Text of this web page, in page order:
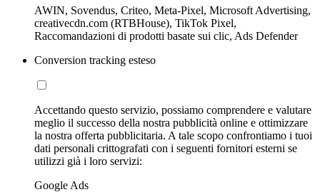
AWIN, Sovendus, Criteo, Meta-Pixel, Microsoft Advertising,
creativecdn.com (RTBHouse), TikTok Pixel,
Raccomandazioni di prodotti basate sui clic, Ads Defender
Conversion tracking esteso
Accettando questo servizio, possiamo comprendere e valutare
meglio il successo della nostra pubblicità online e ottimizzare
la nostra offerta pubblicitaria. A tale scopo confrontiamo i tuoi
dati personali crittografati con i seguenti fornitori esterni se
utilizzi già i loro servizi:
Google Ads